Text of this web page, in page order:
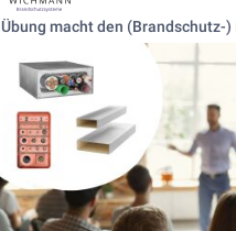
Übung macht den (Brandschutz-